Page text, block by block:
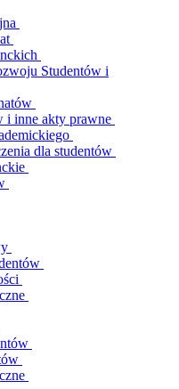
Studentów i
i inne akty prawne
dla studentów